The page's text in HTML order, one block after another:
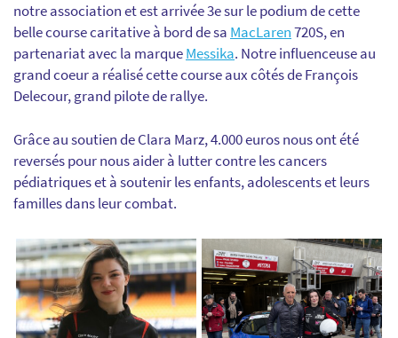
notre association et est arrivée 3e sur le podium de cette
belle course caritative à bord de sa MacLaren720S, en
partenariat avec la marqueMessika. Notre influenceuse au
grand coeur a réalisé cette course aux côtés de François
Delecour, grand pilote de rallye.
Grâce au soutien de Clara Marz, 4.000 euros nous ont été
reversés pour nous aider à lutter contre les cancers
pédiatriques et à soutenir les enfants, adolescents et leurs
familles dans leur combat.